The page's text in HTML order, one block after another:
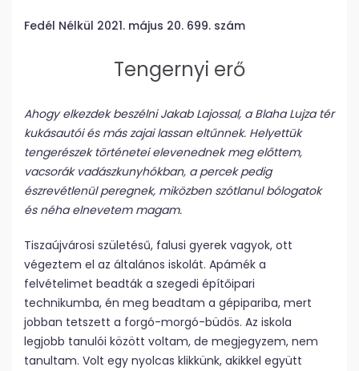
Fedél Nélkül 2021. május 20. 699. szám
Tengernyi erő
Ahogy elkezdek beszélni Jakab Lajossal, a Blaha Lujza tér
kukásautói és más zajai lassan eltűnnek. Helyettük
tengerészek történetei elevenednek meg előttem,
vacsorák vadászkunyhókban, a percek pedig
észrevétlenül peregnek, miközben szótlanul bólogatok
és néha elnevetem magam.
Tiszaújvárosi születésű, falusi gyerek vagyok, ott
végeztem el az általános iskolát. Apámék a
felvételimet beadták a szegedi építőipari
technikumba, én meg beadtam a gépipariba, mert
jobban tetszett a forgó-morgó-büdös. Az iskola
legjobb tanulói között voltam, de megjegyzem, nem
tanultam. Volt egy nyolcas klikkünk, akikkel együtt